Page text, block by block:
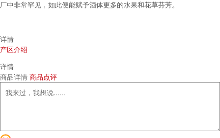
厂中非常罕见，如此便能赋予酒体更多的水果和花草芬芳。
详情
产区介绍
详情
商品详情 商品点评